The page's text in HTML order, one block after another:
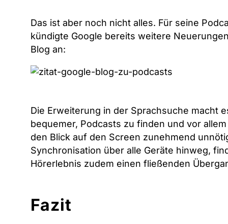
Das ist aber noch nicht alles. Für seine
kündigte Google bereits weitere
Blog an:
Die Erweiterung in der Sprachsuche macht
bequemer, Podcasts zu finden und vor
den Blick auf den Screen zunehmend
Synchronisation über alle Geräte hinweg,
Hörerlebnis zudem einen fließenden
Fazit